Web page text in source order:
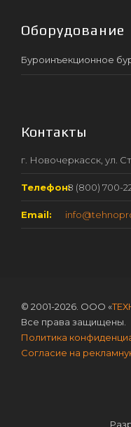
Оборудование
Буроинъекционное
Контакты
г. Новочеркасск, ул.
Телефон:8 (800) 700-
Email:
© 2001-2026. ООО «
Все права защищены.
Политика
Согласие на